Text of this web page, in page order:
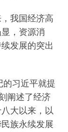
我国经济高
，资源消
发展的突出
习近平就提
阐述了经济
大以来，以
族永续发展